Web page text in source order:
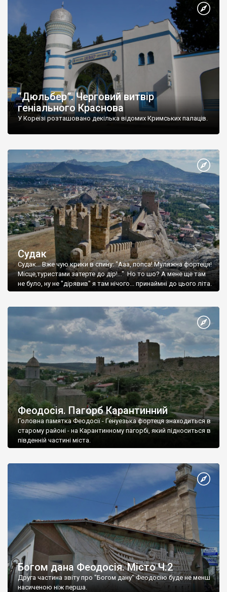
“Дюльбер”. Черговий витвір
геніального Краснова
У Кореїзі розташовано декілька відомих Кримських палаців.
Судак
Судак... Вже чую крики в спину: "Ааа, попса! Муляжна фортеця!
Місце,туристами затерте до дір!..." Но то шо? А мене ще там
не було, ну не "дірявив" я там нічого... принаймні до цього літа.
Феодосія. Пагорб Карантинний
Головна памятка Феодосії - Генуезька фортеця знаходиться в
старому районі - на Карантинному пагорбі, який підноситься в
південній частині міста.
Богом дана Феодосія. Місто Ч.2
Друга частина звіту про "Богом дану" Феодосію буде не менш
насиченою ніж перша.